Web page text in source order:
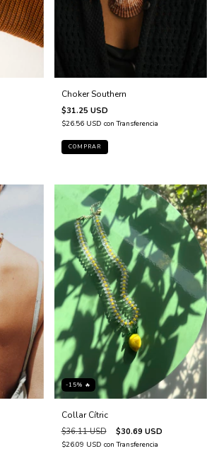
Choker Southern
$31.25 USD
$26.56 USD con Transferencia
-15% 🔥
Collar Cítric
$36.11 USD $30.69 USD
$26.09 USD con Transferencia